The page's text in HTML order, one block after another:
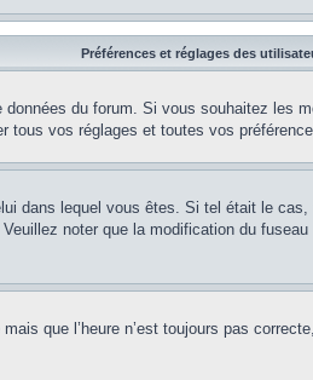
Préférences et réglages des
du forum. Si vous souhaitez les
tous vos réglages et toutes vos
dans lequel vous êtes. Si tel était le
noter que la modification du
que l’heure n’est toujours pas